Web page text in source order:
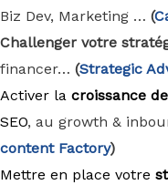
Biz Dev, Marketing … (
Challenger votre
financer… (Strategic
Activer la croissance
SEO, au growth &
content Factory)
Mettre en place votre